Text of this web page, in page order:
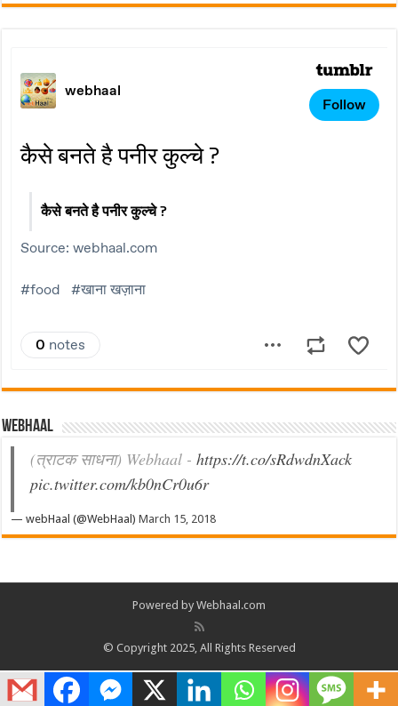
Webhaal
(त्राटक साधना) Webhaal -https://t.co/sRdwdnXack
pic.twitter.com/kb0nCr0u6r
— webHaal (@WebHaal)March 15, 2018
Powered by Webhaal.com
© Copyright 2025, All Rights Reserved